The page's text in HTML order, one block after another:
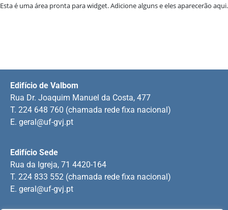
Esta é uma área pronta para widget. Adicione alguns e eles aparecerão aqui.
Edifício Sede
Rua da Igreja, 71 4420-164
T. 224 833 552 (chamada rede fixa nacional)
E. geral@uf-gvj.pt
Edifício de Valbom
Rua Dr. Joaquim Manuel da Costa, 477
T. 224 648 760 (chamada rede fixa nacional)
E. geral@uf-gvj.pt